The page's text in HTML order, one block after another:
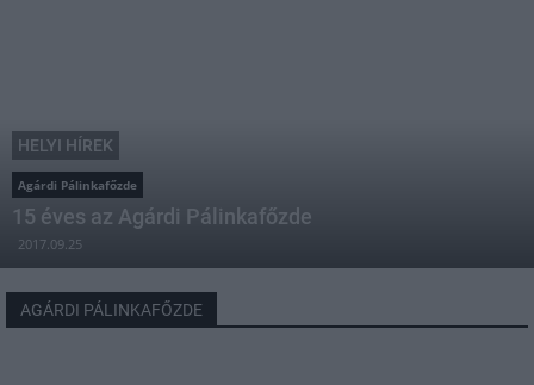
HELYI HÍREK
Agárdi Pálinkafőzde
15 éves az Agárdi Pálinkafőzde
2017.09.25
AGÁRDI PÁLINKAFŐZDE